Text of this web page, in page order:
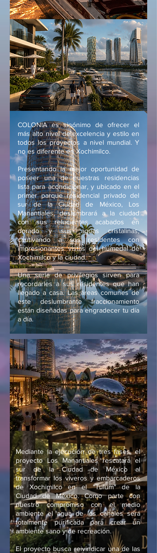
COLONIA es sinónimo de ofrecer el
más alto nivel de excelencia y estilo en
todos los proyectos a nivel mundial. Y
no es diferente en Xochimilco.
Presentando la mejor oportunidad de
poseer una de nuestras residencias
lista para acondicionar, y ubicado en el
primer parque residencial privado del
sur de la Ciudad de México, Los
Manantiales, deslumbrará a la ciudad
con sus relucientes acabados en
dorado y sus aguas cristalinas,
cautivando a sus residentes con
impresionantes vistas del humedal de
Xochimilco y la ciudad.
Una serie de privilegios sirven para
recordarles a sus residentes que han
llegado a casa. Las áreas comunes de
este deslumbrante fraccionamiento
están diseñadas para engradecer tu día
a día.
Mediante la ejecución de tres fases, el
proyecto Los Manantiales rescatará el
sur de la Ciudad de México al
transformar los viveros y embarcaderos
de Xochimilco en el "Tulum" de la
Ciudad de México. Como parte con
nuestro compromiso con el medio
ambiente el agua de los canales será
totalmente purificada para crear un
ambiente sano y de recreación.
El proyecto busca reivindicar una de las